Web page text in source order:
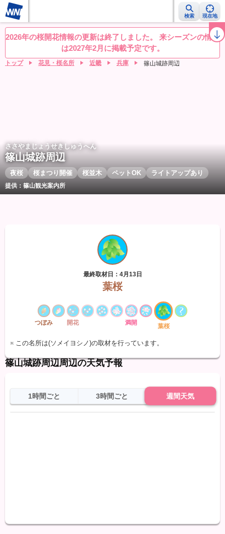
検索 現在地
桜レーダー 名所ランキング 桜開花予想NEWS お花見動画 目的別
2026年の桜開花情報の更新は終了しました。 来シーズンの情報
は2027年2月に掲載予定です。
トップ 花見・桜名所 近畿 兵庫 篠山城跡周辺
ささやまじょうせきしゅうへん
篠山城跡周辺
夜桜 桜まつり開催 桜並木 ペットOK ライトアップあり
提供：篠山観光案内所
最終取材日：4月13日
葉桜
つぼみ 開花 満開 葉桜
※ この名所は(ソメイヨシノ)の取材を行っています。
篠山城跡周辺周辺の天気予報
1時間ごと 3時間ごと 週間天気